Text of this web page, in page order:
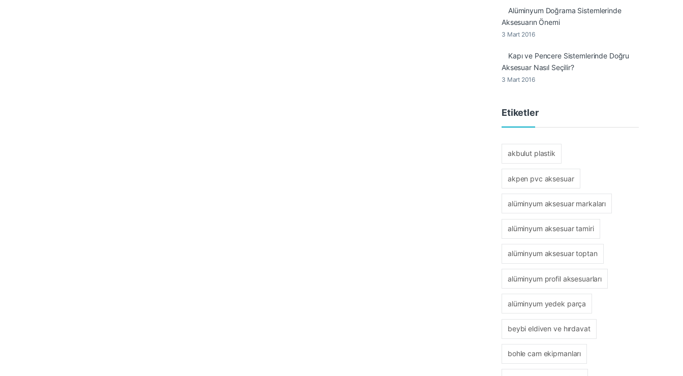
Alüminyum Doğrama Sistemlerinde
Aksesuarın Önemi
3 Mart 2016
Kapı ve Pencere Sistemlerinde Doğru
Aksesuar Nasıl Seçilir?
3 Mart 2016
Etiketler
akbulut plastik
akpen pvc aksesuar
alüminyum aksesuar markaları
alüminyum aksesuar tamiri
alüminyum aksesuar toptan
alüminyum profil aksesuarları
alüminyum yedek parça
beybi eldiven ve hırdavat
bohle cam ekipmanları